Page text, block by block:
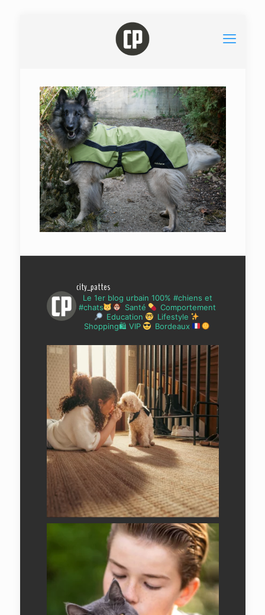
city_pattes
Le 1er blog urbain 100% #chiens et
#chats
Santé
Comportement
Education
Lifestyle
Shopping🛍 VIP
Bordeaux